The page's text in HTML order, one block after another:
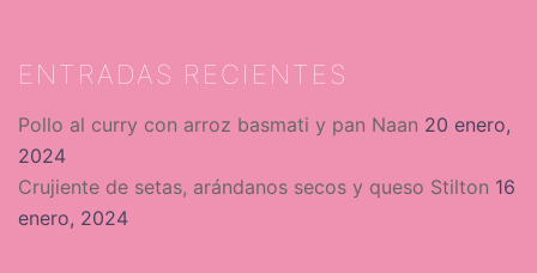
ENTRADAS RECIENTES
Pollo al curry con arroz basmati y pan Naan 20 enero,
2024
Crujiente de setas, arándanos secos y queso Stilton 16
enero, 2024